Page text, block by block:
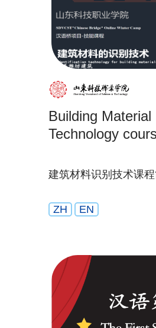
Building
Technology
建筑材料识别技术课
ZH EN